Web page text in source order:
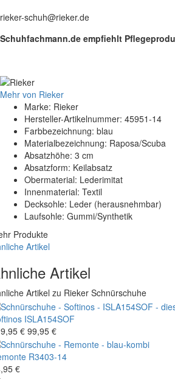
rieker-schuh@rieker.de
Schuhfachmann.de empfiehlt
Mehr von Rieker
Marke: Rieker
Hersteller-Artikelnummer: 45951-14
Farbbezeichnung: blau
Materialbezeichnung: Raposa/Scuba
Absatzhöhe: 3 cm
Absatzform: Keilabsatz
Obermaterial: Lederimitat
Innenmaterial: Textil
Decksohle: Leder (herausnehmbar)
Laufsohle: Gummi/Synthetik
Produkte
Artikel
Artikel
Artikel zu Rieker Schnürschuhe
ISLA154SOF
€ 99,95 €
R3403-14
€